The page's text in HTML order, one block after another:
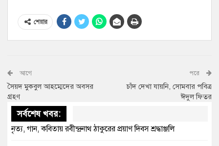
শেয়ার
আগে
সৈয়দ মুকবুল আহম্মেদের অবসর
গ্রহণ
পরে
চাঁদ দেখা যায়নি, সোমবার পবিত্র
ঈদুল ফিতর
সর্বশেষ খবর:
নৃত্য, গান, কবিতায় রবীন্দ্রনাথ ঠাকুরের প্রয়াণ দিবস শ্রদ্ধাঞ্জলি